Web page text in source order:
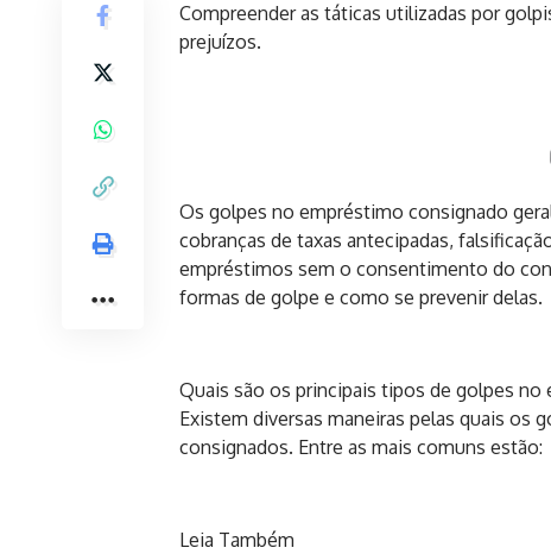
Compreender as táticas utilizadas por
prejuízos.
Os golpes no empréstimo consignado
cobranças de taxas antecipadas,
empréstimos sem o consentimento do
formas de golpe e como se prevenir delas.
Quais são os principais tipos de golpes no
Existem diversas maneiras pelas quais os
consignados. Entre as mais comuns estão:
Leia Também